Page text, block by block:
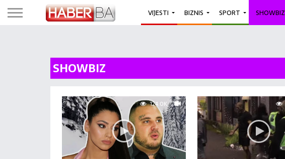
VIJESTI BIZNIS SPORT SHOWBIZ
SHOWBIZ
124.0K